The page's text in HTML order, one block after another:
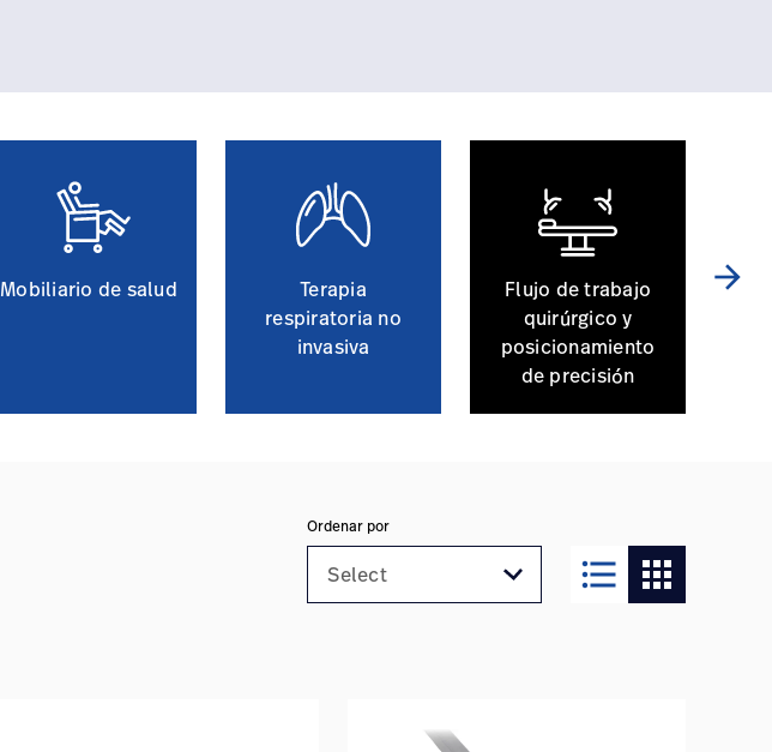
Mobiliario de salud
Terapia
respiratoria no
invasiva
Flujo de trabajo
quirúrgico y
posicionamiento
de precisión
arrow_forward
Ordenar por
format_list_bulleted apps